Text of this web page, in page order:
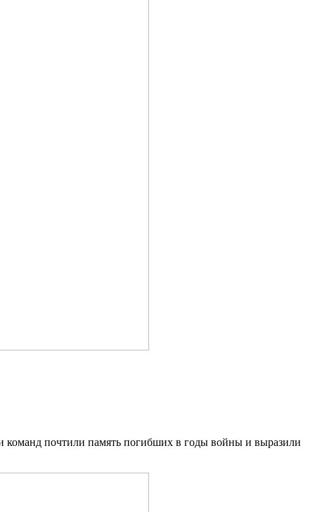
команд почтили память погибших в годы войны и выразили